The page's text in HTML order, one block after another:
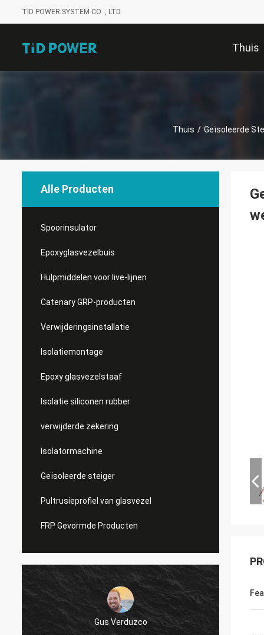
TID POWER SYSTEM CO ., LTD
Thuis
Thuis / Geïsoleerde
Alle Producten
Spoorinsulator
Epoxyglasvezelbuis
Hulpmiddelen voor live-lijnen
Catenary GRP-producten
Verwijderingsinstallatie
Isolatiemontage
Epoxy glasvezelstaaf
Isolatie siliconen rubber
verwijderde zekering
Isolatormachine
Geïsoleerde steiger
Pultrusieprofiel van glasvezel
FRP Gevormde Producten
Gus Verduzco